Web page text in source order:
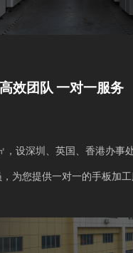
高效团队 一对一服务
，设深圳、英国、香港办事
为您提供一对一的手板加工